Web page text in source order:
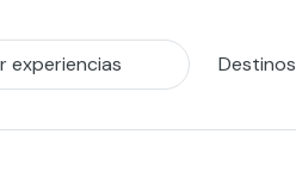
Destinos